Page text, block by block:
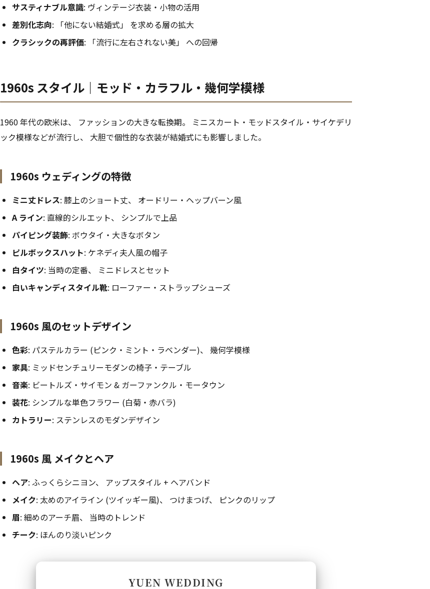
サスティナブル意識: ヴィンテージ衣装・小物の活用
差別化志向: 「他にない結婚式」 を求める層の拡大
クラシックの再評価: 「流行に左右されない美」 への回帰
1960s スタイル｜モッド・カラフル・幾何学模様
1960 年代の欧米は、 ファッションの大きな転換期。 ミニスカート・モッドスタイル・サイケデリ
ック模様などが流行し、 大胆で個性的な衣装が結婚式にも影響しました。
1960s ウェディングの特徴
ミニ丈ドレス: 膝上のショート丈、 オードリー・ヘップバーン風
A ライン: 直線的シルエット、 シンプルで上品
パイピング装飾: ボウタイ・大きなボタン
ピルボックスハット: ケネディ夫人風の帽子
白タイツ: 当時の定番、 ミニドレスとセット
白いキャンディスタイル靴: ローファー・ストラップシューズ
1960s 風のセットデザイン
色彩: パステルカラー (ピンク・ミント・ラベンダー)、 幾何学模様
家具: ミッドセンチュリーモダンの椅子・テーブル
音楽: ビートルズ・サイモン & ガーファンクル・モータウン
装花: シンプルな単色フラワー (白菊・赤バラ)
カトラリー: ステンレスのモダンデザイン
1960s 風 メイクとヘア
ヘア: ふっくらシニヨン、 アップスタイル + ヘアバンド
メイク: 太めのアイライン (ツイッギー風)、 つけまつげ、 ピンクのリップ
眉: 細めのアーチ眉、 当時のトレンド
チーク: ほんのり淡いピンク
YUEN WEDDING